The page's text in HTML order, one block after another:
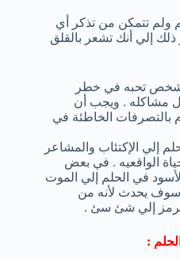
ولم تتمكن من تذكر أي
إلي أنك تشعر بالقلق
شخص تحبه في خطر
مشاكله . ويجب أن
بالتصرفات الخاطئة في
إلي الإكتئاب والمشاعر
الواقعيه . في بعض
في الحلم إلي الموت
سوف يحدث لأنه من
يرمز إلي شئ سئ .
: